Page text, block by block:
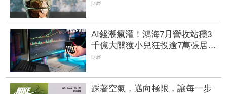
都能申請分期
財經
AI錢潮瘋灌！鴻海7月營收站穩3
千億大關獲小兒狂投逾7萬張居
冠 「這檔」單月營收首跨9千
財經
踩著空氣，邁向極限，讓每一步